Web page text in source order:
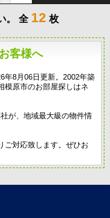
。 全 12 枚
客様へ
年8月06日更新。2002年築
模原市のお部屋探しはネ
が、地域最大級の物件情
ご対応致します。ぜひお